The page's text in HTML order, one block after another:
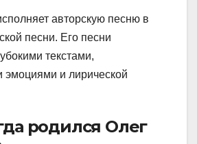
авторскую песню в
песни. Его песни
текстами,
и лирической
родился Олег